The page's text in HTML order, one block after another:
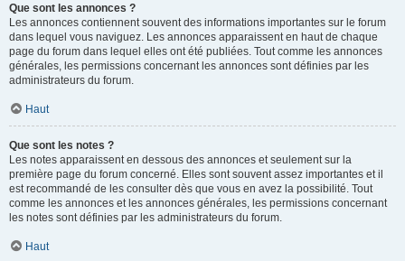
Que sont les annonces ?
Les annonces contiennent souvent des informations importantes sur le forum
dans lequel vous naviguez. Les annonces apparaissent en haut de chaque
page du forum dans lequel elles ont été publiées. Tout comme les annonces
générales, les permissions concernant les annonces sont définies par les
administrateurs du forum.
Haut
Que sont les notes ?
Les notes apparaissent en dessous des annonces et seulement sur la
première page du forum concerné. Elles sont souvent assez importantes et il
est recommandé de les consulter dès que vous en avez la possibilité. Tout
comme les annonces et les annonces générales, les permissions concernant
les notes sont définies par les administrateurs du forum.
Haut